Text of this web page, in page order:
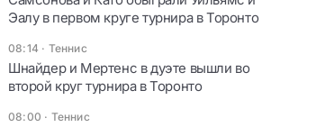
Эалу в первом круге турнира в Торонто
08:14 · Теннис
Шнайдер и Мертенс в дуэте вышли во
второй круг турнира в Торонто
08:00 · Теннис